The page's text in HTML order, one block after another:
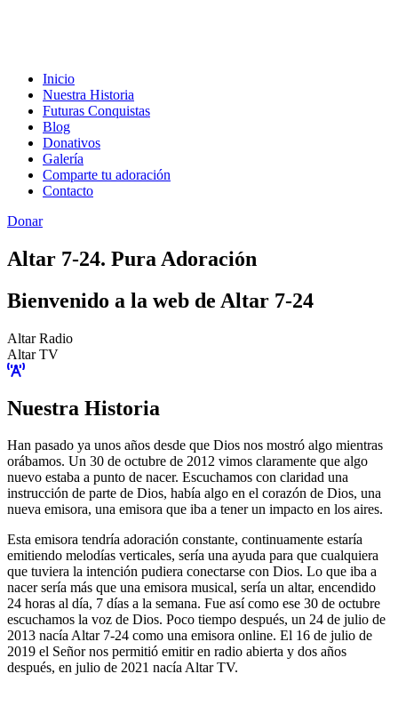
Inicio
Nuestra Historia
Futuras Conquistas
Blog
Donativos
Galería
Comparte tu adoración
Contacto
Donar
Altar 7-24. Pura Adoración
Bienvenido a la web de Altar 7-24
Altar Radio
Altar TV
Nuestra Historia
Han pasado ya unos años desde que Dios nos mostró algo mientras
orábamos. Un 30 de octubre de 2012 vimos claramente que algo
nuevo estaba a punto de nacer. Escuchamos con claridad una
instrucción de parte de Dios, había algo en el corazón de Dios, una
nueva emisora, una emisora que iba a tener un impacto en los aires.
Esta emisora tendría adoración constante, continuamente estaría
emitiendo melodías verticales, sería una ayuda para que cualquiera
que tuviera la intención pudiera conectarse con Dios. Lo que iba a
nacer sería más que una emisora musical, sería un altar, encendido
24 horas al día, 7 días a la semana. Fue así como ese 30 de octubre
escuchamos la voz de Dios. Poco tiempo después, un 24 de julio de
2013 nacía Altar 7-24 como una emisora online. El 16 de julio de
2019 el Señor nos permitió emitir en radio abierta y dos años
después, en julio de 2021 nacía Altar TV.